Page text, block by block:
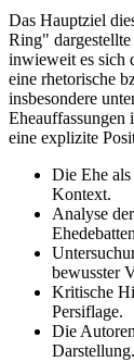
Das Hauptziel
Ring" dargestellte
inwieweit es sich
eine rhetorische
insbesondere
Eheauffassungen
eine explizite
Die Ehe
Kontext.
Analyse
bewusster
Kritische
Persiflage.
Die
Darstellung.